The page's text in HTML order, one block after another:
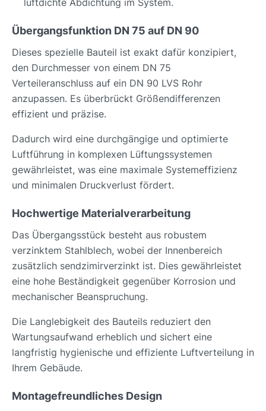
luftdichte Abdichtung im System.
Übergangsfunktion DN 75 auf DN 90
Dieses spezielle Bauteil ist exakt dafür konzipiert,
den Durchmesser von einem DN 75
Verteileranschluss auf ein DN 90 LVS Rohr
anzupassen. Es überbrückt Größendifferenzen
effizient und präzise.
Dadurch wird eine durchgängige und optimierte
Luftführung in komplexen Lüftungssystemen
gewährleistet, was eine maximale Systemeffizienz
und minimalen Druckverlust fördert.
Hochwertige Materialverarbeitung
Das Übergangsstück besteht aus robustem
verzinktem Stahlblech, wobei der Innenbereich
zusätzlich sendzimirverzinkt ist. Dies gewährleistet
eine hohe Beständigkeit gegenüber Korrosion und
mechanischer Beanspruchung.
Die Langlebigkeit des Bauteils reduziert den
Wartungsaufwand erheblich und sichert eine
langfristig hygienische und effiziente Luftverteilung in
Ihrem Gebäude.
Montagefreundliches Design